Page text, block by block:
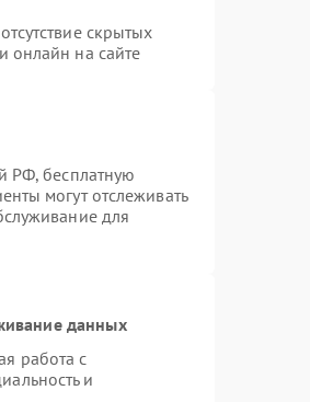
скрытых
онлайн на сайте
РФ, бесплатную
могут отслеживать
для
данных
работа с
и